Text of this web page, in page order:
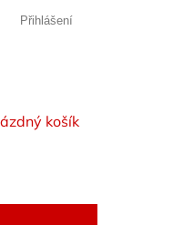
Přihlášení
košík